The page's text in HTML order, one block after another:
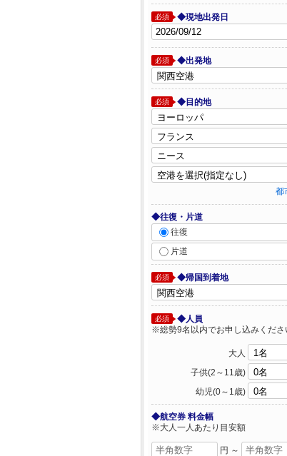
必須 ◆現地出発日
必須 ◆出発地
必須 ◆目的地
都
◆往復・片道
往復
片道
必須 ◆帰国到着地
必須
◆人員
※総勢9名以内でお申し込みくださ
大人
子供(2～11歳)
幼児(0～1歳)
◆航空券 料金幅
※大人一人あたり目安額
円 ～